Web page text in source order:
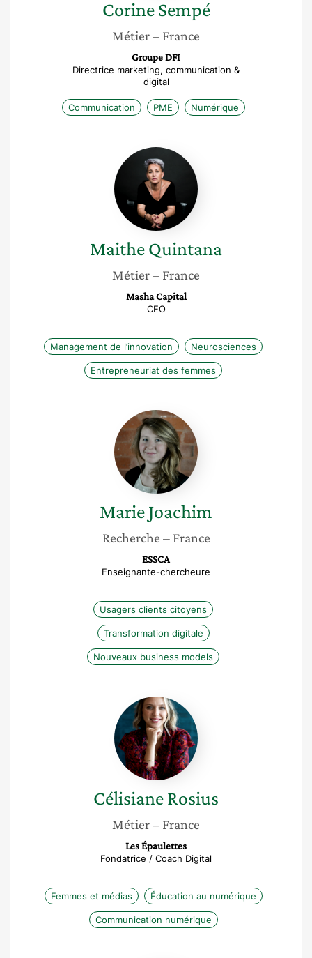
Corine Sempé
Métier– France
Groupe DFI
Directrice marketing, communication &
digital
Communication PME Numérique
Maithe
Quintana
MaitheQuintana
Métier– France
Masha Capital
CEO
Management de l’innovation Neurosciences
Entrepreneuriat des femmes
Marie
Joachim
MarieJoachim
Recherche – France
ESSCA
Enseignante-chercheure
Usagers clients citoyens
Transformation digitale
Nouveaux business models
Célisiane
Rosius
CélisianeRosius
Métier– France
Les Épaulettes
Fondatrice / Coach Digital
Femmes et médias Éducation au numérique
Communication numérique